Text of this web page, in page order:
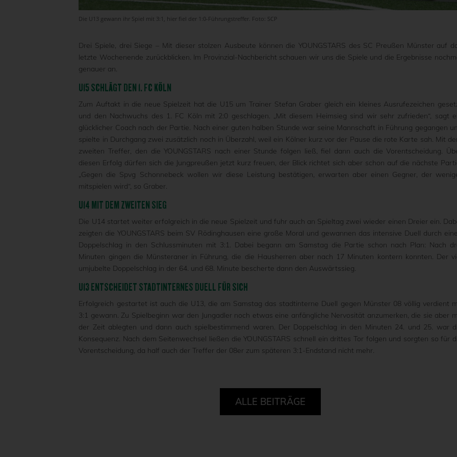
Die U13 gewann ihr Spiel mit 3:1, hier fiel der 1:0-Führungstreffer. Foto: SCP
Drei Spiele, drei Siege – Mit dieser stolzen Ausbeute können die YOUNGSTARS des SC Preußen Münster auf
letzte Wochenende zurückblicken. Im Provinzial-Nachbericht schauen wir uns die Spiele und die Ergebnisse
genauer an.
U15 SCHLÄGT DEN 1. FC KÖLN
Zum Auftakt in die neue Spielzeit hat die U15 um Trainer Stefan Graber gleich ein kleines Ausrufezeichen
und den Nachwuchs des 1. FC Köln mit 2:0 geschlagen. „Mit diesem Heimsieg sind wir sehr zufrieden“, sagt
glücklicher Coach nach der Partie. Nach einer guten halben Stunde war seine Mannschaft in Führung gegangen
spielte in Durchgang zwei zusätzlich noch in Überzahl, weil ein Kölner kurz vor der Pause die rote Karte sah. Mit
zweiten Treffer, den die YOUNGSTARS nach einer Stunde folgen ließ, fiel dann auch die Vorentscheidung.
diesen Erfolg dürfen sich die Jungpreußen jetzt kurz freuen, der Blick richtet sich aber schon auf die nächste
„Gegen die Spvg Schonnebeck wollen wir diese Leistung bestätigen, erwarten aber einen Gegner, der
mitspielen wird“, so Graber.
U14 MIT DEM ZWEITEN SIEG
Die U14 startet weiter erfolgreich in die neue Spielzeit und fuhr auch an Spieltag zwei wieder einen Dreier ein.
zeigten die YOUNGSTARS beim SV Rödinghausen eine große Moral und gewannen das intensive Duell durch
Doppelschlag in den Schlussminuten mit 3:1. Dabei begann am Samstag die Partie schon nach Plan: Nach
Minuten gingen die Münsteraner in Führung, die die Hausherren aber nach 17 Minuten kontern konnten. Der
umjubelte Doppelschlag in der 64. und 68. Minute bescherte dann den Auswärtssieg.
U13 ENTSCHEIDET STADTINTERNES DUELL FÜR SICH
Erfolgreich gestartet ist auch die U13, die am Samstag das stadtinterne Duell gegen Münster 08 völlig verdient
3:1 gewann. Zu Spielbeginn war den Jungadler noch etwas eine anfängliche Nervosität anzumerken, die sie aber
der Zeit ablegten und dann auch spielbestimmend waren. Der Doppelschlag in den Minuten 24. und 25. war
Konsequenz. Nach dem Seitenwechsel ließen die YOUNGSTARS schnell ein drittes Tor folgen und sorgten so für
Vorentscheidung, da half auch der Treffer der 08er zum späteren 3:1-Endstand nicht mehr.
ALLE BEITRÄGE